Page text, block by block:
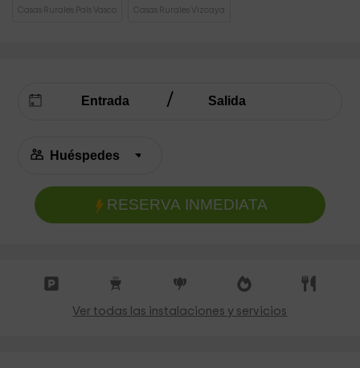
Casas Rurales País Vasco Casas Rurales Vizcaya
RESERVA INMEDIATA
Ver todas las instalaciones y servicios